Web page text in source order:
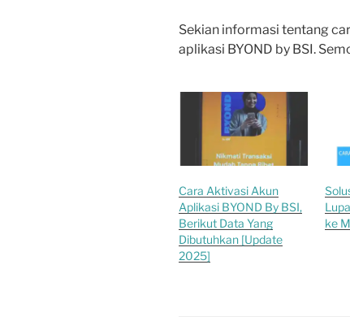
Sekian informasi tentang
aplikasi BYOND by BSI.
Cara Aktivasi Akun
Aplikasi BYOND By BSI,
Berikut Data Yang
Dibutuhkan [Update
2025]
ke